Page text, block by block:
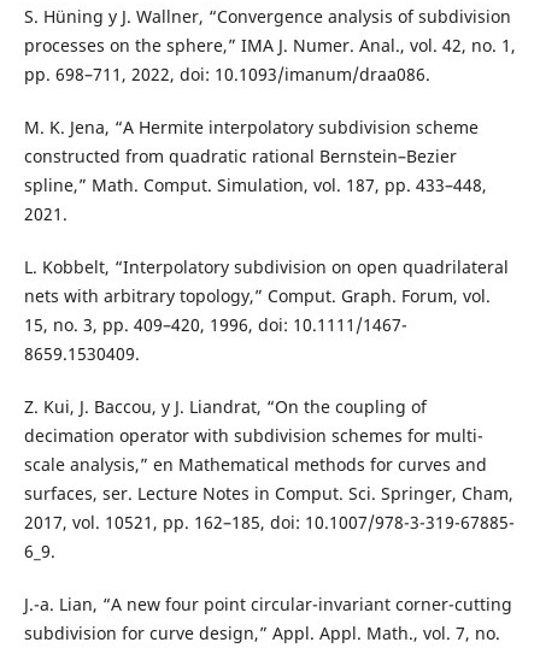
S. Hüning y J. Wallner, “Convergence analysis of subdivision
processes on the sphere,” IMA J. Numer. Anal., vol. 42, no. 1,
pp. 698–711, 2022, doi: 10.1093/imanum/draa086.
M. K. Jena, “A Hermite interpolatory subdivision scheme
constructed from quadratic rational Bernstein–Bezier
spline,” Math. Comput. Simulation, vol. 187, pp. 433–448,
2021.
L. Kobbelt, “Interpolatory subdivision on open quadrilateral
nets with arbitrary topology,” Comput. Graph. Forum, vol.
15, no. 3, pp. 409–420, 1996, doi: 10.1111/1467-
8659.1530409.
Z. Kui, J. Baccou, y J. Liandrat, “On the coupling of
decimation operator with subdivision schemes for multi-
scale analysis,” en Mathematical methods for curves and
surfaces, ser. Lecture Notes in Comput. Sci. Springer, Cham,
2017, vol. 10521, pp. 162–185, doi: 10.1007/978-3-319-67885-
6_9.
J.-a. Lian, “A new four point circular-invariant corner-cutting
subdivision for curve design,” Appl. Appl. Math., vol. 7, no.